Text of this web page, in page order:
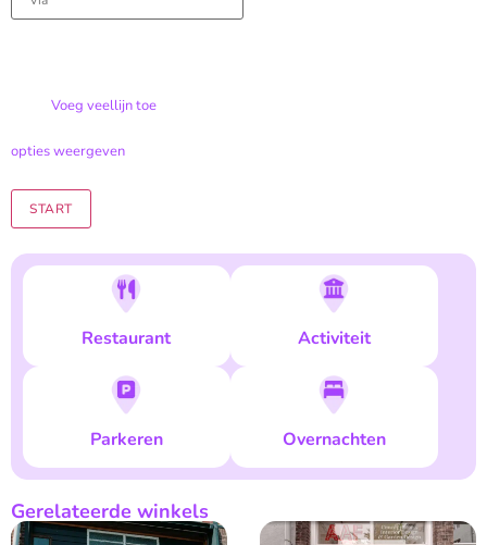
Voeg veellijn toe
opties weergeven
Restaurant Activiteit
Parkeren Overnachten
Gerelateerde winkels